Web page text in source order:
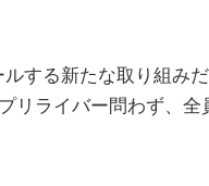
する新たな取り組み
リライバー問わず、全